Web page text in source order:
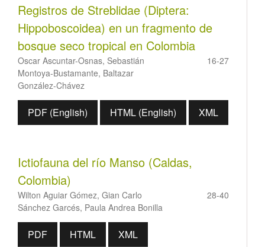
Registros de Streblidae (Diptera:
Hippoboscoidea) en un fragmento de
bosque seco tropical en Colombia
Oscar Ascuntar-Osnas, Sebastián
Montoya-Bustamante, Baltazar
González-Chávez
16-27
PDF (English) HTML (English) XML
Ictiofauna del río Manso (Caldas,
Colombia)
Wilton Aguiar Gómez, Gian Carlo
Sánchez Garcés, Paula Andrea Bonilla
28-40
PDF HTML XML